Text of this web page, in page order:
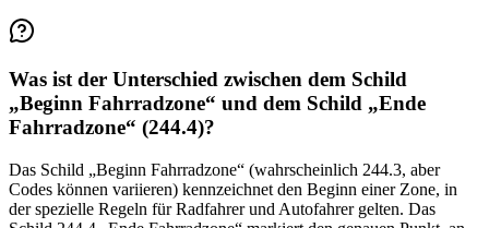
Was ist der Unterschied zwischen dem Schild
„Beginn Fahrradzone“ und dem Schild „Ende
Fahrradzone“ (244.4)?
Das Schild „Beginn Fahrradzone“ (wahrscheinlich 244.3, aber
Codes können variieren) kennzeichnet den Beginn einer Zone, in
der spezielle Regeln für Radfahrer und Autofahrer gelten. Das